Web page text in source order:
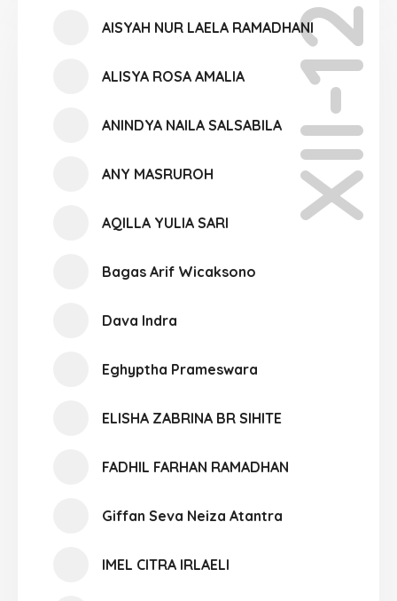
XII-12
AISYAH NUR LAELA RAMADHANI
ALISYA ROSA AMALIA
ANINDYA NAILA SALSABILA
ANY MASRUROH
AQILLA YULIA SARI
Bagas Arif Wicaksono
Dava Indra
Eghyptha Prameswara
ELISHA ZABRINA BR SIHITE
FADHIL FARHAN RAMADHAN
Giffan Seva Neiza Atantra
IMEL CITRA IRLAELI